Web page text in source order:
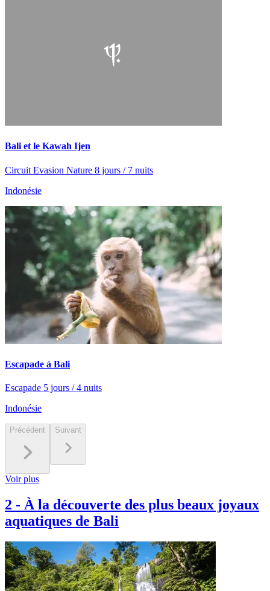
Bali et le Kawah Ijen
Circuit Evasion Nature 8 jours / 7 nuits
Indonésie
Escapade à Bali
Escapade 5 jours / 4 nuits
Indonésie
Précédent Suivant
Voir plus
2 - À la découverte des plus beaux joyaux
aquatiques de Bali